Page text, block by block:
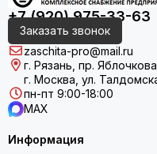
+7 (920) 975-33-63
Заказать звонок
zaschita-pro@mail.ru
г. Рязань, пр.
г. Москва, ул.
пн-пт 9:00-18:00
MAX
Информация